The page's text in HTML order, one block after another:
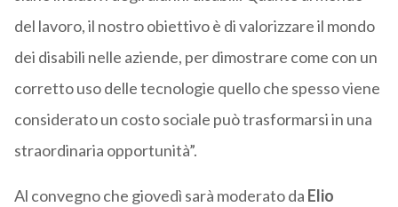
del lavoro, il nostro obiettivo è di valorizzare il mondo
dei disabili nelle aziende, per dimostrare come con un
corretto uso delle tecnologie quello che spesso viene
considerato un costo sociale può trasformarsi in una
straordinaria opportunità”.
Al convegno che giovedì sarà moderato da Elio